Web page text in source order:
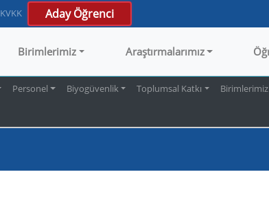
KVKK Aday Öğrenci
Birimlerimiz Araştırmalarımız
Personel Biyogüvenlik Toplumsal Katkı Birimlerimiz